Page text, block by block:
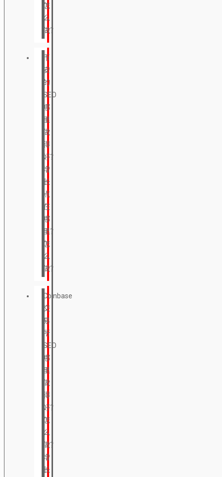
怎
么
做？
币
安
的
SEO
哪
里
做
得
好？
增
长
点
在
哪
里？
怎
么
做？
Coinbase
交
易
所
SEO
哪
里
做
得
好？
怎
么
做？
增
长